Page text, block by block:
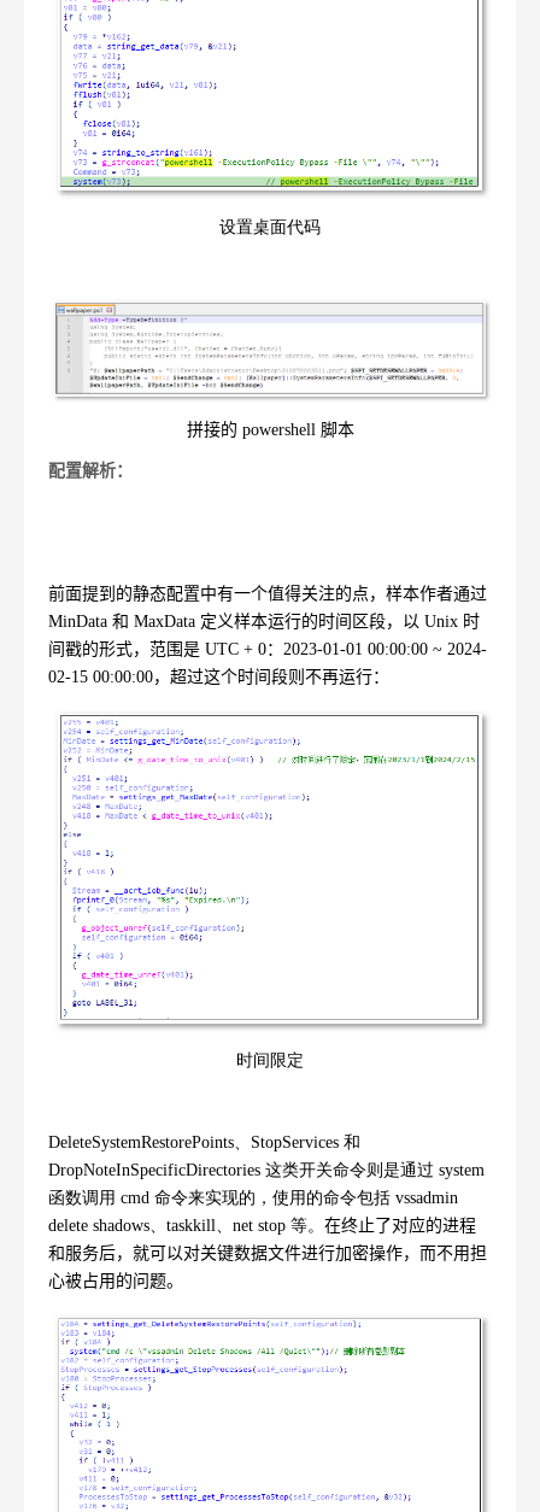
设置桌面代码
拼接的 powershell 脚本
配置解析：
前面提到的静态配置中有一个值得关注的点，样本作者通过
MinData 和 MaxData 定义样本运行的时间区段，以 Unix 时
间戳的形式，范围是 UTC + 0： 2023-01-01 00:00:00 ~ 2024-
02-15 00:00:00，超过这个时间段则不再运行：
时间限定
DeleteSystemRestorePoints StopServices 和
DropNoteInSpecificDirectories 这类开关命令则是通过 system
函数调用 cmd 命令来实现的，使用的命令包括 vssadmin
delete shadows
taskkill net stop 等。 在终止了对应的进程
和服务后，就可以对关键数据文件进行加密操作，而不用担
心被占用的问题。